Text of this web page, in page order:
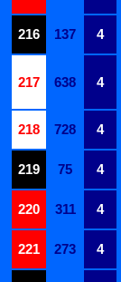
216
137 4
217 638 4
218
728 4
219
75 4
220
311 4
221
273 4